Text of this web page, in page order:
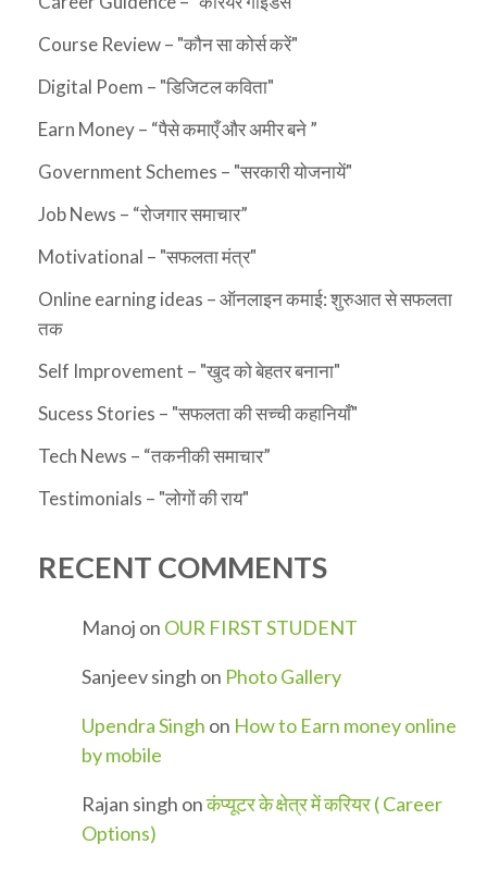
Course Review – "कौन सा कोर्स करें"
Digital Poem – "डिजिटल कविता"
Earn Money – “पैसे कमाएँ और अमीर बने ”
Government Schemes – "सरकारी योजनायें"
Job News – “रोजगार समाचार”
Motivational – "सफलता मंत्र"
Online earning ideas – ऑनलाइन कमाई: शुरुआत से सफलता
तक
Self Improvement – "खुद को बेहतर बनाना"
Sucess Stories – "सफलता की सच्ची कहानियाँ"
Tech News – “तकनीकी समाचार”
Testimonials – "लोगों की राय"
RECENT COMMENTS
Manoj on OUR FIRST STUDENT
Sanjeev singh on Photo Gallery
Upendra Singh on How to Earn money online
by mobile
Rajan singh onकंप्यूटर के क्षेत्र में करियर ( Career
Options)